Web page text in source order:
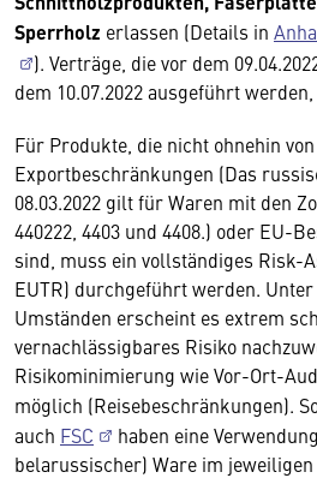
Sperrholz erlassen (Details in
). Verträge, die vor dem
dem 10.07.2022 ausgeführt
Für Produkte, die nicht ohnehin
Exportbeschränkungen (Das
08.03.2022 gilt für Waren mit den
440222, 4403 und 4408.) oder EU-
sind, muss ein vollständiges Risk-
EUTR) durchgeführt werden. Unter
Umständen erscheint es extrem
vernachlässigbares Risiko
Risikominimierung wie Vor-Ort-
möglich (Reisebeschränkungen).
auch FSC
haben eine
belarussischer) Ware im jeweiligen